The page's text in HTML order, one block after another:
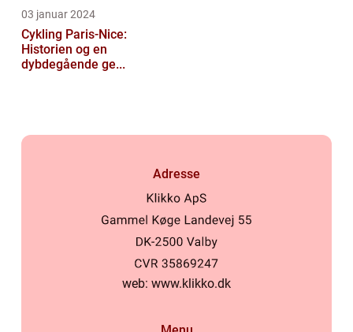
03 januar 2024
Cykling Paris-Nice:
Historien og en
dybdegående ge...
Adresse
web: www.klikko.dk